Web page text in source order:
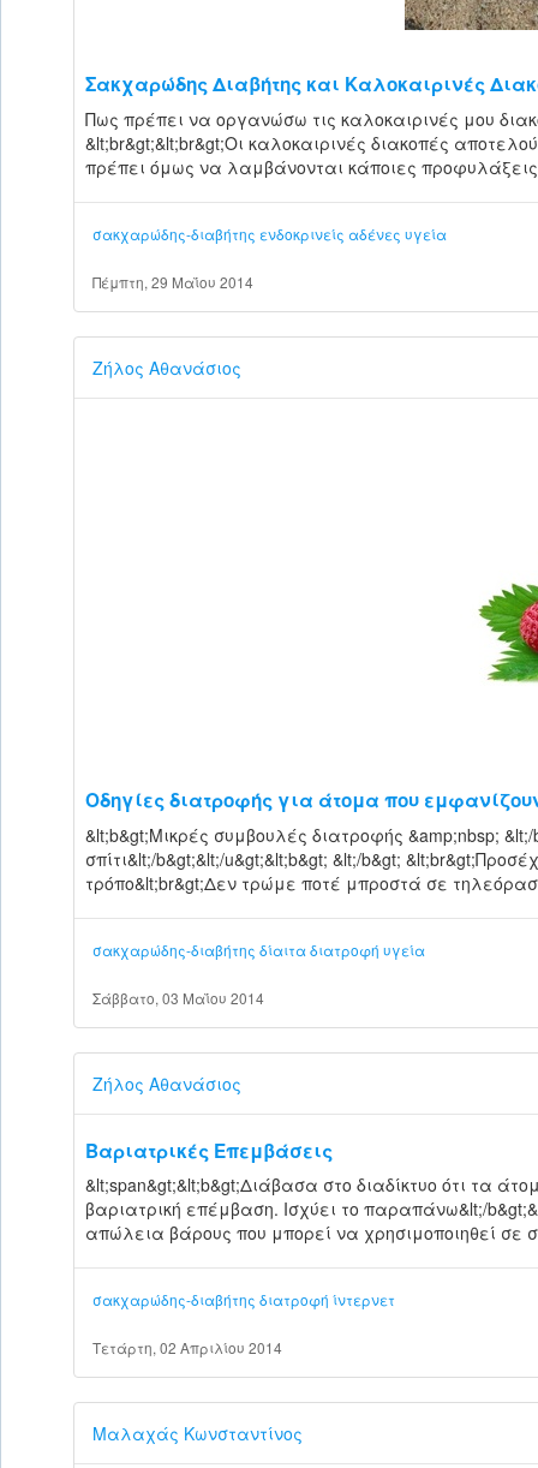
Σακχαρώδης Διαβήτης και Καλοκαιρινές
Πως πρέπει να οργανώσω τις καλοκαιρινές μου
&lt;br&gt;&lt;br&gt;Οι καλοκαιρινές διακοπές
πρέπει όμως να λαμβάνονται κάποιες
σακχαρώδης-διαβήτης ενδοκρινείς αδένες υγεία
Πέμπτη, 29 Μαΐου 2014
Ζήλος Αθανάσιος
Οδηγίες διατροφής για άτομα που
&lt;b&gt;Μικρές συμβουλές διατροφής &amp;nbsp;
σπίτι&lt;/b&gt;&lt;/u&gt;&lt;b&gt; &lt;/b&gt;
τρόπο&lt;br&gt;Δεν τρώμε ποτέ μπροστά σε
σακχαρώδης-διαβήτης δίαιταδιατροφή υγεία
Σάββατο, 03 Μαΐου 2014
Ζήλος Αθανάσιος
Βαριατρικές Επεμβάσεις
&lt;span&gt;&lt;b&gt;Διάβασα στο διαδίκτυο ότι τα
βαριατρική επέμβαση. Ισχύει το παραπάνω&lt;/
απώλεια βάρους που μπορεί να χρησιμοποιηθεί σε
σακχαρώδης-διαβήτης διατροφή ίντερνετ
Τετάρτη, 02 Απριλίου 2014
Μαλαχάς Κωνσταντίνος